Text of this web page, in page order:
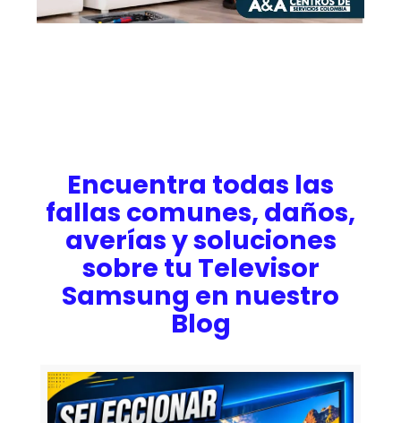
Encuentra todas las
fallas comunes, daños,
averías y soluciones
sobre tu Televisor
Samsung en nuestro
Blog